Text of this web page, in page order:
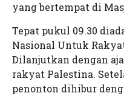
LTIQ As-Syifa
STIQ As-Syifa
SMPIT As-Syifa
SMK-IT As-Syifa
yang bertempat di
Tepat pukul 09.30
Nasional Untuk
Dilanjutkan dengan
rakyat Palestina.
penonton dihibur